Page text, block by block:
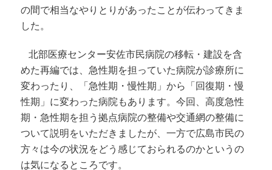
の間で相当なやりとりがあったことが伝わってきま
した。
北部医療センター安佐市民病院の移転・建設を含
めた再編では、急性期を担っていた病院が診療所に
変わったり、「急性期・慢性期」から「回復期・慢
性期」に変わった病院もあります。今回、高度急性
期・急性期を担う拠点病院の整備や交通網の整備に
ついて説明をいただきましたが、一方で広島市民の
方々は今の状況をどう感じておられるのかというの
は気になるところです。